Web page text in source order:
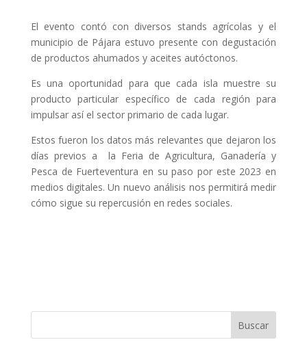
El evento contó con diversos stands agrícolas y el
municipio de Pájara estuvo presente con degustación
de productos ahumados y aceites autóctonos.
Es una oportunidad para que cada isla muestre su
producto particular específico de cada región para
impulsar así el sector primario de cada lugar.
Estos fueron los datos más relevantes que dejaron los
días previos a la Feria de Agricultura, Ganadería y
Pesca de Fuerteventura en su paso por este 2023 en
medios digitales. Un nuevo análisis nos permitirá medir
cómo sigue su repercusión en redes sociales.
Buscar